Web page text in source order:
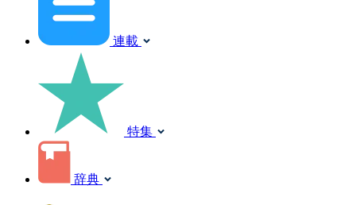
連載
特集
辞典